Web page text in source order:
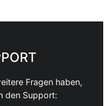
Fragen haben,
den Support: